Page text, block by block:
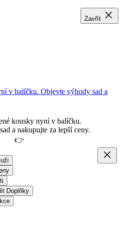
v balíčku. Objevte výhody sad a
kousky nyní v balíčku.
a nakupujte za lepší ceny.
👉
Doplňky
Zavřít
Zavřít
Zavřít